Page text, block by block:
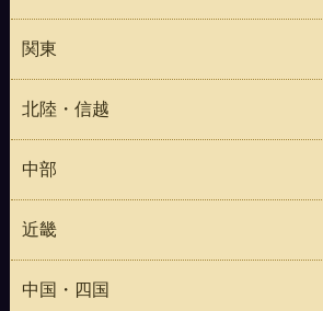
関東
北陸・信越
中部
近畿
中国・四国